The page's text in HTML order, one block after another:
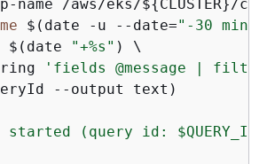
name /aws/eks/${CLUSTER}/
$(date -u --date="-30
$(date "+%s" ) \
'fields @message |
--output text)
started (query id: